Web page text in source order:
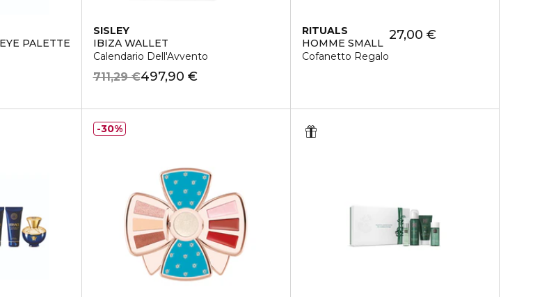
PALETTE
SISLEY
IBIZA WALLET
Calendario Dell'Avvento
497,90 €
711,29 €
RITUALS
HOMME SMALL
Cofanetto Regalo
27,00 €
30%